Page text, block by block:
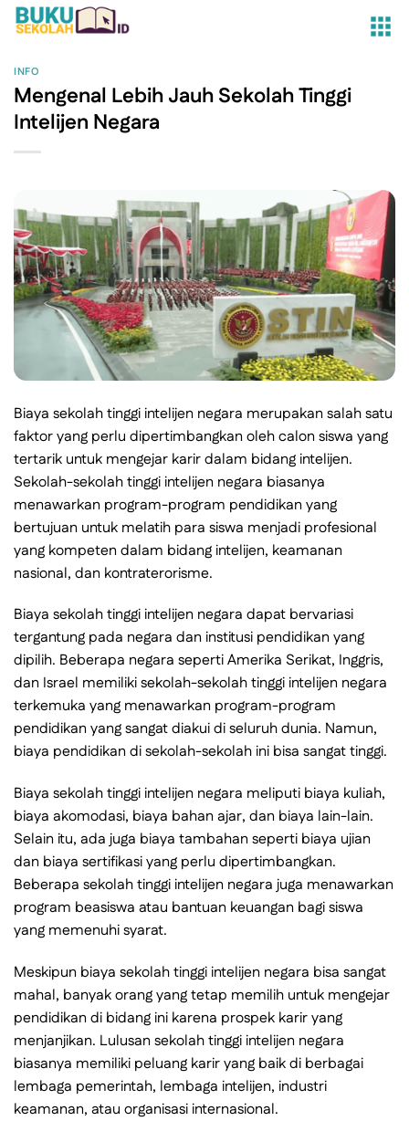
Skip
INFO
Mengenal Lebih Jauh Sekolah Tinggi
Intelijen Negara
Biaya sekolah tinggi intelijen negara merupakan salah satu
faktor yang perlu dipertimbangkan oleh calon siswa yang
tertarik untuk mengejar karir dalam bidang intelijen.
Sekolah-sekolah tinggi intelijen negara biasanya
menawarkan program-program pendidikan yang
bertujuan untuk melatih para siswa menjadi profesional
yang kompeten dalam bidang intelijen, keamanan
nasional, dan kontraterorisme.
Biaya sekolah tinggi intelijen negara dapat bervariasi
tergantung pada negara dan institusi pendidikan yang
dipilih. Beberapa negara seperti Amerika Serikat, Inggris,
dan Israel memiliki sekolah-sekolah tinggi intelijen negara
terkemuka yang menawarkan program-program
pendidikan yang sangat diakui di seluruh dunia. Namun,
biaya pendidikan di sekolah-sekolah ini bisa sangat tinggi.
Biaya sekolah tinggi intelijen negara meliputi biaya kuliah,
biaya akomodasi, biaya bahan ajar, dan biaya lain-lain.
Selain itu, ada juga biaya tambahan seperti biaya ujian
dan biaya sertifikasi yang perlu dipertimbangkan.
Beberapa sekolah tinggi intelijen negara juga menawarkan
program beasiswa atau bantuan keuangan bagi siswa
yang memenuhi syarat.
Meskipun biaya sekolah tinggi intelijen negara bisa sangat
mahal, banyak orang yang tetap memilih untuk mengejar
pendidikan di bidang ini karena prospek karir yang
menjanjikan. Lulusan sekolah tinggi intelijen negara
biasanya memiliki peluang karir yang baik di berbagai
lembaga pemerintah, lembaga intelijen, industri
keamanan, atau organisasi internasional.